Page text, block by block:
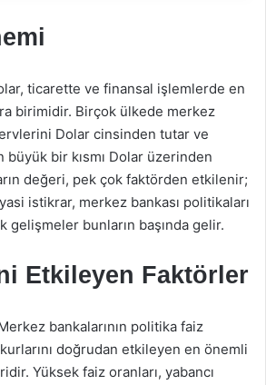
ticarette ve finansal işlemlerde en
birimidir. Birçok ülkede merkez
Dolar cinsinden tutar ve
büyük bir kısmı Dolar üzerinden
değeri, pek çok faktörden etkilenir;
istikrar, merkez bankası politikaları
gelişmeler bunların başında gelir.
Etkileyen Faktörler
bankalarının politika faiz
doğrudan etkileyen en önemli
Yüksek faiz oranları, yabancı